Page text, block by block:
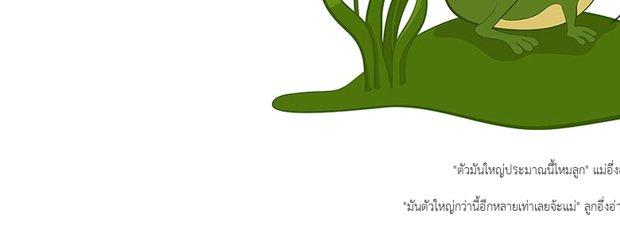
"ตัวมันใหญ่ประมาณนี้ไหมลูก" แม่อึ่ง
"มันตัวใหญ่กว่านี้อีกหลายเท่าเลยจ้ะแม่" ลูกอึ่ง